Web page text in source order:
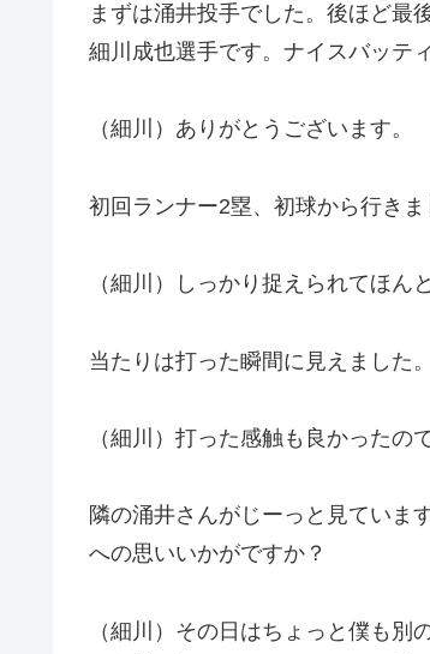
まずは涌井投手でした。後ほど最
細川成也選手です。ナイスバッテ
（細川）ありがとうございます。
初回ランナー2塁、初球から行きま
（細川）しっかり捉えられてほん
当たりは打った瞬間に見えました
（細川）打った感触も良かったの
隣の涌井さんがじーっと見ていま
への思いいかがですか？
（細川）その日はちょっと僕も